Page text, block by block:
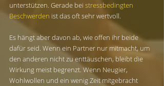
unterstützen. Gerade bei stressbedingten
Beschwerden ist das oft sehr wertvoll.
Es hängt aber davon ab, wie offen ihr beide
dafür seid. Wenn ein Partner nur mitmacht, um
den anderen nicht zu enttäuschen, bleibt die
Wirkung meist begrenzt. Wenn Neugier,
Wohlwollen und ein wenig Zeit mitgebracht